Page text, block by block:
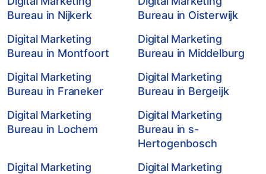
Bureau in Nijkerk
Bureau in Oisterwijk
Digital Marketing
Bureau in Montfoort
Digital Marketing
Bureau in Middelburg
Digital Marketing
Bureau in Franeker
Digital Marketing
Bureau in Bergeijk
Digital Marketing
Bureau in Lochem
Digital Marketing
Bureau in s-
Hertogenbosch
Digital Marketing
Digital Marketing